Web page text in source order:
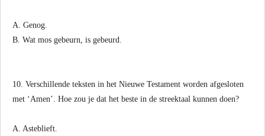
A. Genog.
B. Wat mos gebeurn, is gebeurd.
10. Verschillende teksten in het Nieuwe Testament worden afgesloten
met ‘Amen’. Hoe zou je dat het beste in de streektaal kunnen doen?
A. Asteblieft.